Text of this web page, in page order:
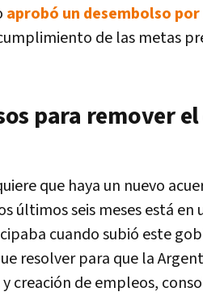
aprobó un desembolso
de las metas
para remover
que haya un nuevo
últimos seis meses está en
cuando subió este
resolver para que la
creación de empleos,